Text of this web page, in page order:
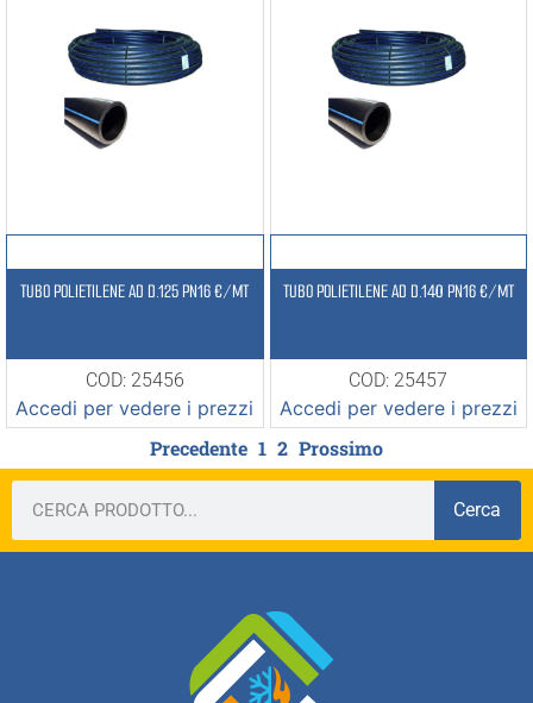
TUBO POLIETILENE AD D.125 PN16 €/MT
COD: 25456
Accedi per vedere i prezzi
TUBO POLIETILENE AD D.140 PN16 €/MT
COD: 25457
Accedi per vedere i prezzi
Precedente 1 2 Prossimo
Cerca